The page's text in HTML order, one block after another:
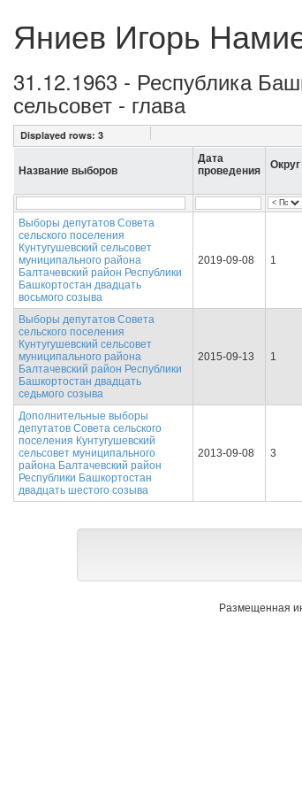
Яниев Игорь
31.12.1963 - Республика
сельсовет - глава
Displayed rows: 3
Название выборов
Дата
проведения
Округ
Выборы депутатов Совета
сельского поселения
Кунтугушевский сельсовет
муниципального района
Балтачевский район Республики
Башкортостан двадцать
восьмого созыва
2019-09-08 1
Выборы депутатов Совета
сельского поселения
Кунтугушевский сельсовет
муниципального района
Балтачевский район Республики
Башкортостан двадцать
седьмого созыва
2015-09-13 1
Дополнительные выборы
депутатов Совета сельского
поселения Кунтугушевский
сельсовет муниципального
района Балтачевский район
Республики Башкортостан
двадцать шестого созыва
2013-09-08 3
Размещенная